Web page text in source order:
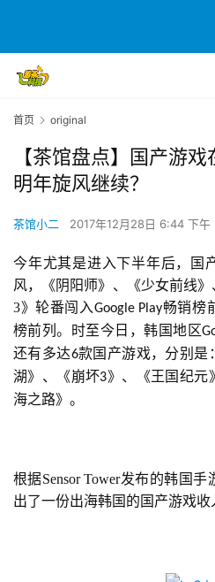
首页 original
【茶馆盘点】国产游
明年旋风继续？
茶馆小二 2017年12月28日 6:44 下午
今年尤其是进入下半年后，国
风，《阴阳师》、《少女前线
3》轮番闯入Google Play畅销榜
榜前列。时至今日，韩国地区
还有多达6款国产游戏，分别是
湖》、《崩坏3》、《王国纪元
海之路》。
根据Sensor Tower发布的韩国
出了一份出海韩国的国产游戏收